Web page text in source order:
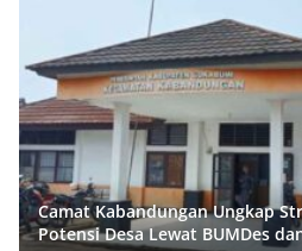
Camat Kabandungan Ungkap
Potensi Desa Lewat BUMDes